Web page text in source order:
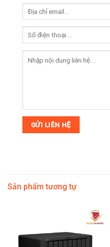
Sản phẩm tương tự